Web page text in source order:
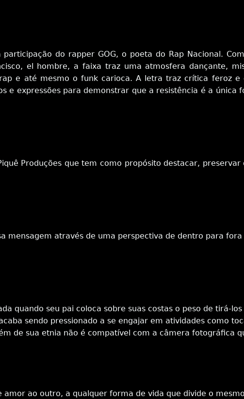
do rapper GOG, o poeta do Rap Nacional.
el hombre, a faixa traz uma atmosfera dançante,
e até mesmo o funk carioca. A letra traz crítica feroz e
e expressões para demonstrar que a resistência é a única
Produções que tem como propósito destacar,
mensagem através de uma perspectiva de dentro para
quando seu pai coloca sobre suas costas o peso de tirá-
sendo pressionado a se engajar em atividades como
de sua etnia não é compatível com a câmera fotográfica
ao outro, a qualquer forma de vida que divide o